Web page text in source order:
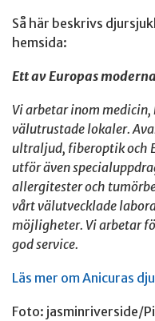
Så här beskrivs
hemsida:
Ett av Europas
Vi arbetar inom
välutrustade lokaler.
ultraljud, fiberoptik och
utför även
allergitester och
vårt välutvecklade
möjligheter. Vi arbetar
god service.
Läs mer om Anicuras
Foto: jasminriverside/